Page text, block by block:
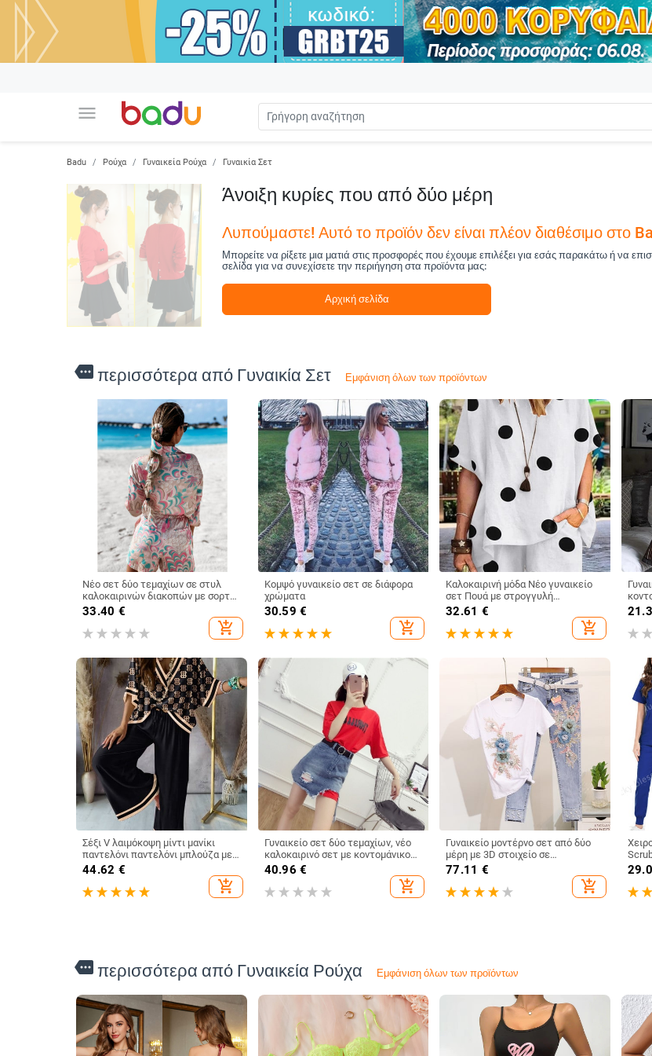
menu
Badu Ρούχα Γυναικεία Ρούχα Γυναικία Σετ
Άνοιξη κυρίες που από δύο μέρη
Λυπούμαστε! Αυτό το προϊόν δεν είναι πλέον διαθέσιμο στο
Μπορείτε να ρίξετε μια ματιά στις προσφορές που έχουμε επιλέξει για εσάς παρακάτω ή να
σελίδα για να συνεχίσετε την περιήγηση στα προϊόντα μας:
Αρχική σελίδα
more περισσότερα από Γυναικία Σετ Εμφάνιση όλων των προϊόντων
Νέο σετ δύο τεμαχίων σε στυλ
καλοκαιρινών διακοπών με σορτς
και μακριά μανίκια, δημοφιλή
γυναικεία ρούχα
33.40 €
add_shopping_cart
Κομψό γυναικείο σετ σε διάφορα
χρώματα
30.59 €
add_shopping_cart
Καλοκαιρινή μόδα Νέο γυναικείο
σετ Πουά με στρογγυλή
λαιμόκοψη Φαρδύ κοντομάνικο
μπλουζάκι Κομψό γυναικείο σετ
δύο τεμαχίων
32.61 €
add_shopping_cart
Σέξι V λαιμόκοψη μίντι μανίκι
παντελόνι παντελόνι μπλούζα με
στάμπα άνοιξη καλοκαίρι με
στάμπα παντελόνι μονόχρωμο σετ
δύο τεμαχίων για γυναικεία στολή
44.62 €
add_shopping_cart
Γυναικείο σετ δύο τεμαχίων, νέο
καλοκαιρινό σετ με κοντομάνικο
μπλουζάκι και τζιν φούστα σε
κορεάτικο στυλ για το 2026 -
κομψό και μοντέρνο
40.96 €
add_shopping_cart
Γυναικείο μοντέρνο σετ από δύο
μέρη με 3D στοιχείο σε
διακοσμητικά μαργαριτάρια
77.11 €
add_shopping_cart
Σετ
more περισσότερα από Γυναικεία Ρούχα Εμφάνιση όλων των προϊόντων